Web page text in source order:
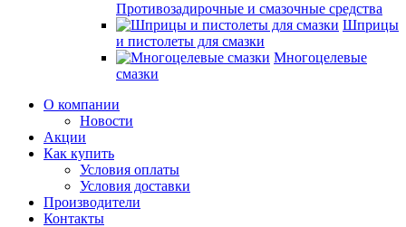
Противозадирочные и смазочные средства
Шприцы
и пистолеты для смазки
Многоцелевые
смазки
О компании
Новости
Акции
Как купить
Условия оплаты
Условия доставки
Производители
Контакты